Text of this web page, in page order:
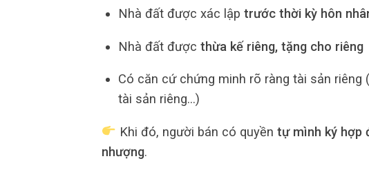
Nhà đất được xác lập trước thời kỳ hôn
Nhà đất được thừa kế riêng, tặng cho riêng
Có căn cứ chứng minh rõ ràng tài sản riêng
tài sản riêng…)
Khi đó, người bán có quyền tự mình ký hợp
nhượng.